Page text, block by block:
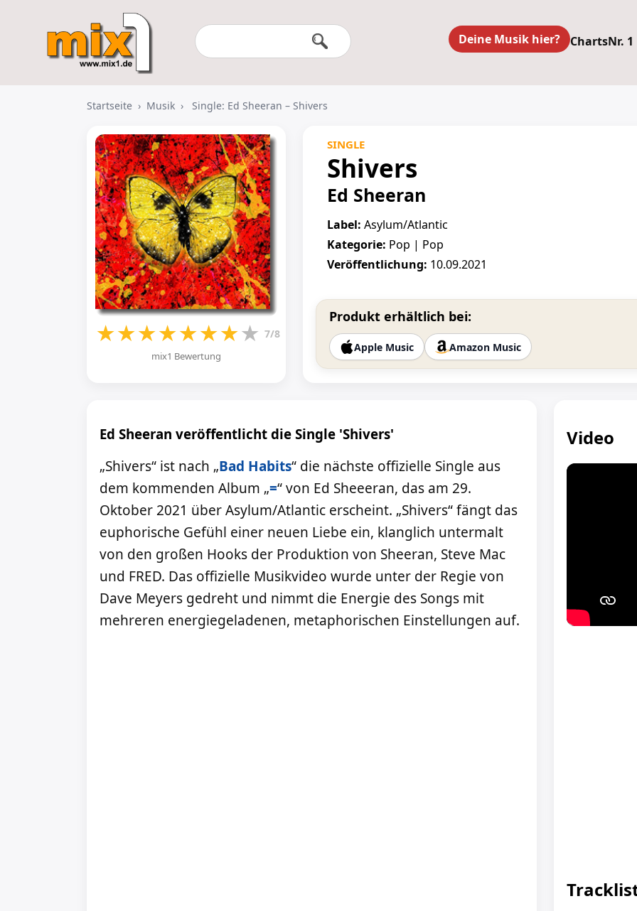
Deine Musik hier? ChartsNr.
Startseite › Musik › Single: Ed Sheeran – Shivers
★★★★★★★★ 7/8
mix1 Bewertung
SINGLE
Shivers
Ed Sheeran
Label: Asylum/Atlantic
Kategorie: Pop | Pop
Veröffentlichung: 10.09.2021
Produkt erhältlich bei:
Apple Music Amazon Music
Ed Sheeran veröffentlicht die Single 'Shivers'
„Shivers“ ist nach „Bad Habits“ die nächste offizielle Single aus
dem kommenden Album „=“ von Ed Sheeeran, das am 29.
Oktober 2021 über Asylum/Atlantic erscheint. „Shivers“ fängt das
euphorische Gefühl einer neuen Liebe ein, klanglich untermalt
von den großen Hooks der Produktion von Sheeran, Steve Mac
und FRED. Das offizielle Musikvideo wurde unter der Regie von
Dave Meyers gedreht und nimmt die Energie des Songs mit
mehreren energiegeladenen, metaphorischen Einstellungen auf.
Video